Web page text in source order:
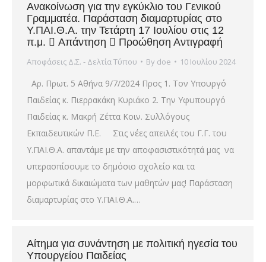
Ανακοίνωση για την εγκύκλιο του Γενικού
Γραμματέα. Παράσταση διαμαρτυρίας στο
Υ.ΠΑΙ.Θ.Α. την Τετάρτη 17 Ιουλίου στις 12
π.μ.  Απάντηση  Προώθηση Αντιγραφή
Αποφάσεις Δ.Σ. - Δελτία Τύπου By doe 10 Ιουλίου 2024
Αρ. Πρωτ. 5 Αθήνα 9/7/2024 Προς 1. Τoν Υπουργό
Παιδείας κ. Πιερρακάκη Κυριάκο 2. Την Υφυπουργό
Παιδείας κ. Μακρή Ζέττα Κοιν. Συλλόγους
Εκπαιδευτικών Π.Ε. Στις νέες απειλές του Γ.Γ. του
Υ.ΠΑΙ.Θ.Α. απαντάμε με την αποφασιστικότητά μας να
υπερασπίσουμε το δημόσιο σχολείο και τα
μορφωτικά δικαιώματα των μαθητών μας! Παράσταση
διαμαρτυρίας στο Υ.ΠΑΙ.Θ.Α.…
Αίτημα για συνάντηση με πολιτική ηγεσία του
Υπουργείου Παιδείας